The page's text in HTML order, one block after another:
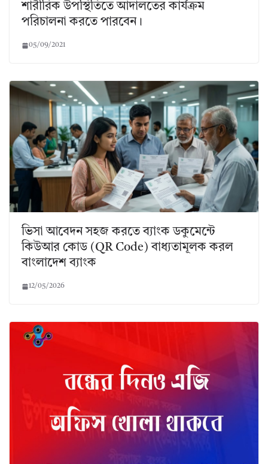
শারীরিক উপস্থিতিতে আদালতের কার্যক্রম
পরিচালনা করতে পারবেন।
05/09/2021
ভিসা আবেদন সহজ করতে ব্যাংক ডকুমেন্টে
কিউআর কোড (QR Code) বাধ্যতামূলক করল
বাংলাদেশ ব্যাংক
12/05/2026